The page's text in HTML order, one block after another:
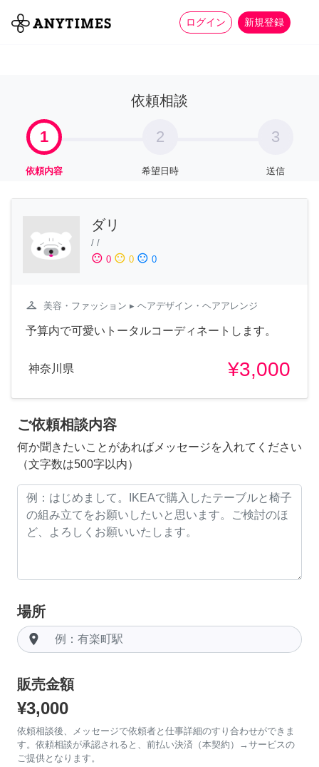
ログイン 新規登録
全て 家事 more_horiz
依頼相談
1
依頼内容
2
希望日時
3
送信
ダリ
/ /
sentiment_satisfied 0 sentiment_neutral 0 sentiment_dissatisfied 0
checkroom 美容・ファッション ▸ ヘアデザイン・ヘアアレンジ
予算内で可愛いトータルコーディネートします。
神奈川県 ¥3,000
ご依頼相談内容
何か聞きたいことがあればメッセージを入れてください
（文字数は500字以内）
場所
room
販売金額
¥3,000
依頼相談後、メッセージで依頼者と仕事詳細のすり合わせができま
す。依頼相談が承認されると、前払い決済（本契約）→サービスの
ご提供となります。